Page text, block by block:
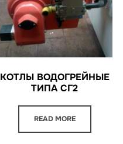
КОТЛЫ ВОДОГРЕЙНЫЕ
ТИПА СГ2
READ MORE